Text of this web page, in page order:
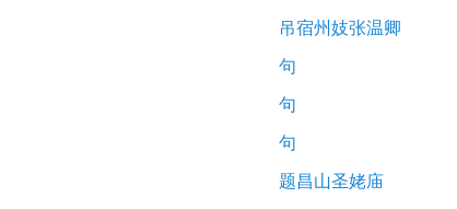
吊宿州妓张温卿
句
句
句
题昌山圣姥庙